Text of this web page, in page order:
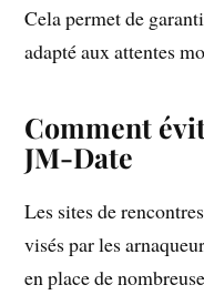
Cela permet de
adapté aux attentes
Comment
JM-Date
Les sites de
visés par les
en place de